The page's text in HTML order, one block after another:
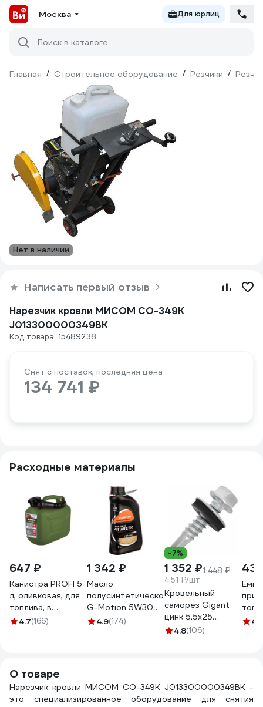
Москва Для юрлиц
Поиск в каталоге
Главная / Строительное оборудование / Резчики /
Нет в наличии
Написать первый отзыв
Нарезчик кровли МИСОМ СО-349К
J013300000349BK
Код товара: 15489238
Снят с поставок, последняя цена
134 741 ₽
Расходные материалы
647 ₽
Канистра PROFI 5
л, оливковая, для
топлива, в
комплекте с
4.7(166)
1 342 ₽
Масло
полусинтетическое
G-Motion 5W30
4Т ARCTIC (1 л)
4.9(174)
-7%
1 352 ₽1 448 ₽
4.51 ₽/шт
Кровельный
саморез Gigant
цинк 5,5x25
сверло 300 шт
4.8(106)
(1 л)
4.1
О товаре
Нарезчик кровли МИСОМ СО-349К J013300000349BK -
это специализированное оборудование для снятия